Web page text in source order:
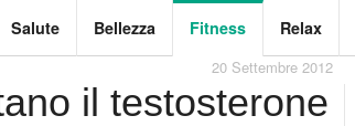
Salute Bellezza Fitness Relax
20 Settembre 2012
il testosterone